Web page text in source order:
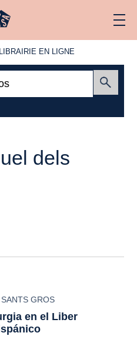
LIBRAIRIE
LIBRAIRIE EN LIGNE
dels
GROS
en el Liber